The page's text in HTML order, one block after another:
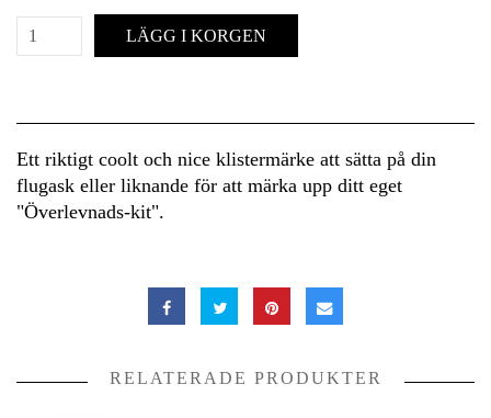
LÄGG I KORGEN
Ett riktigt coolt och nice klistermärke att sätta på din
flugask eller liknande för att märka upp ditt eget
"Överlevnads-kit".
RELATERADE PRODUKTER